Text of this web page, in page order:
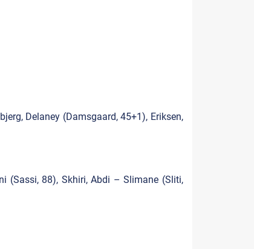
Delaney (Damsgaard, 45+1), Eriksen,
(Sassi, 88), Skhiri, Abdi – Slimane (Sliti,